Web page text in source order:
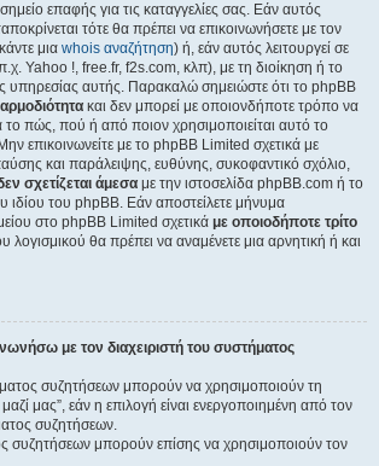
επαφής για τις καταγγελίες σας. Εάν αυτός
τότε θα πρέπει να επικοινωνήσετε με τον
μια whois αναζήτηση) ή, εάν αυτός λειτουργεί σε
Yahoo !, free.fr, f2s.com, κλπ), με τη διοίκηση ή το
υπηρεσίας αυτής. Παρακαλώ σημειώστε ότι το phpBB
και δεν μπορεί με οποιονδήποτε τρόπο να
πώς, πού ή από ποιον χρησιμοποιείται αυτό το
επικοινωνείτε με το phpBB Limited σχετικά με
και παράλειψης, ευθύνης, συκοφαντικό σχόλιο,
σχετίζεται άμεσα με την ιστοσελίδα phpBB.com ή το
ιδίου του phpBB. Εάν αποστείλετε μήνυμα
στο phpBB Limited σχετικά με οποιοδήποτε τρίτο
λογισμικού θα πρέπει να αναμένετε μια αρνητική ή και
με τον διαχειριστή του συστήματος
συζητήσεων μπορούν να χρησιμοποιούν τη
μας”, εάν η επιλογή είναι ενεργοποιημένη από τον
συζητήσεων.
συζητήσεων μπορούν επίσης να χρησιμοποιούν τον